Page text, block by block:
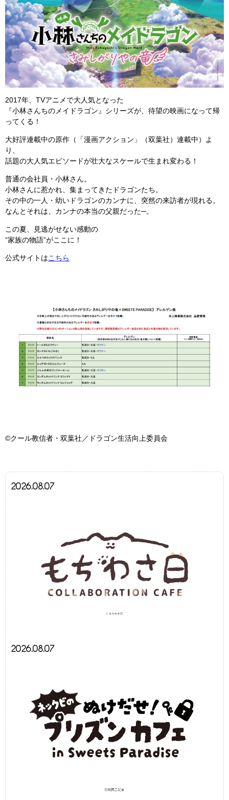
2026.08.07
2026.08.07
2017年、TVアニメで大人気となった
『小林さんちのメイドラゴン』シリーズが、待望の映画になって帰
ってくる！
大好評連載中の原作（「漫画アクション」（双葉社）連載中）よ
り、
話題の大人気エピソードが壮大なスケールで生まれ変わる！
普通の会社員・小林さん。
小林さんに惹かれ、集まってきたドラゴンたち。
その中の一人・幼いドラゴンのカンナに、突然の来訪者が現れる。
なんとそれは、カンナの本当の父親だった─。
この夏、見逃がせない感動の
“家族の物語”がここに！
公式サイトはこちら
©クール教信者・双葉社／ドラゴン生活向上委員会